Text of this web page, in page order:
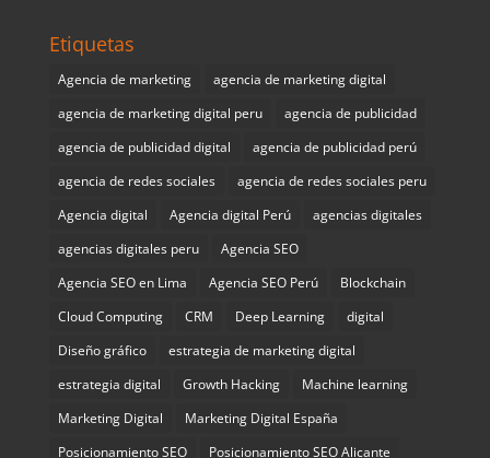
Etiquetas
Agencia de marketing
agencia de marketing digital
agencia de marketing digital peru
agencia de publicidad
agencia de publicidad digital
agencia de publicidad perú
agencia de redes sociales
agencia de redes sociales peru
Agencia digital
Agencia digital Perú
agencias digitales
agencias digitales peru
Agencia SEO
Agencia SEO en Lima
Agencia SEO Perú
Blockchain
Cloud Computing
CRM Deep Learning
digital
Diseño gráfico
estrategia de marketing digital
estrategia digital
Growth Hacking
Machine learning
Marketing Digital
Marketing Digital España
Posicionamiento SEO
Posicionamiento SEO Alicante